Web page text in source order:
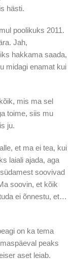
hästi.
poolikuks 2011.
Jah,
hakkama saada,
midagi enamat kui
mis ma sel
toime, siis mu
ju.
et ma ei tea, kui
laiali ajada, aga
soovivad
soovin, et kõik
ei õnnestu, et…
on ka tema
peaks
aset leiab.